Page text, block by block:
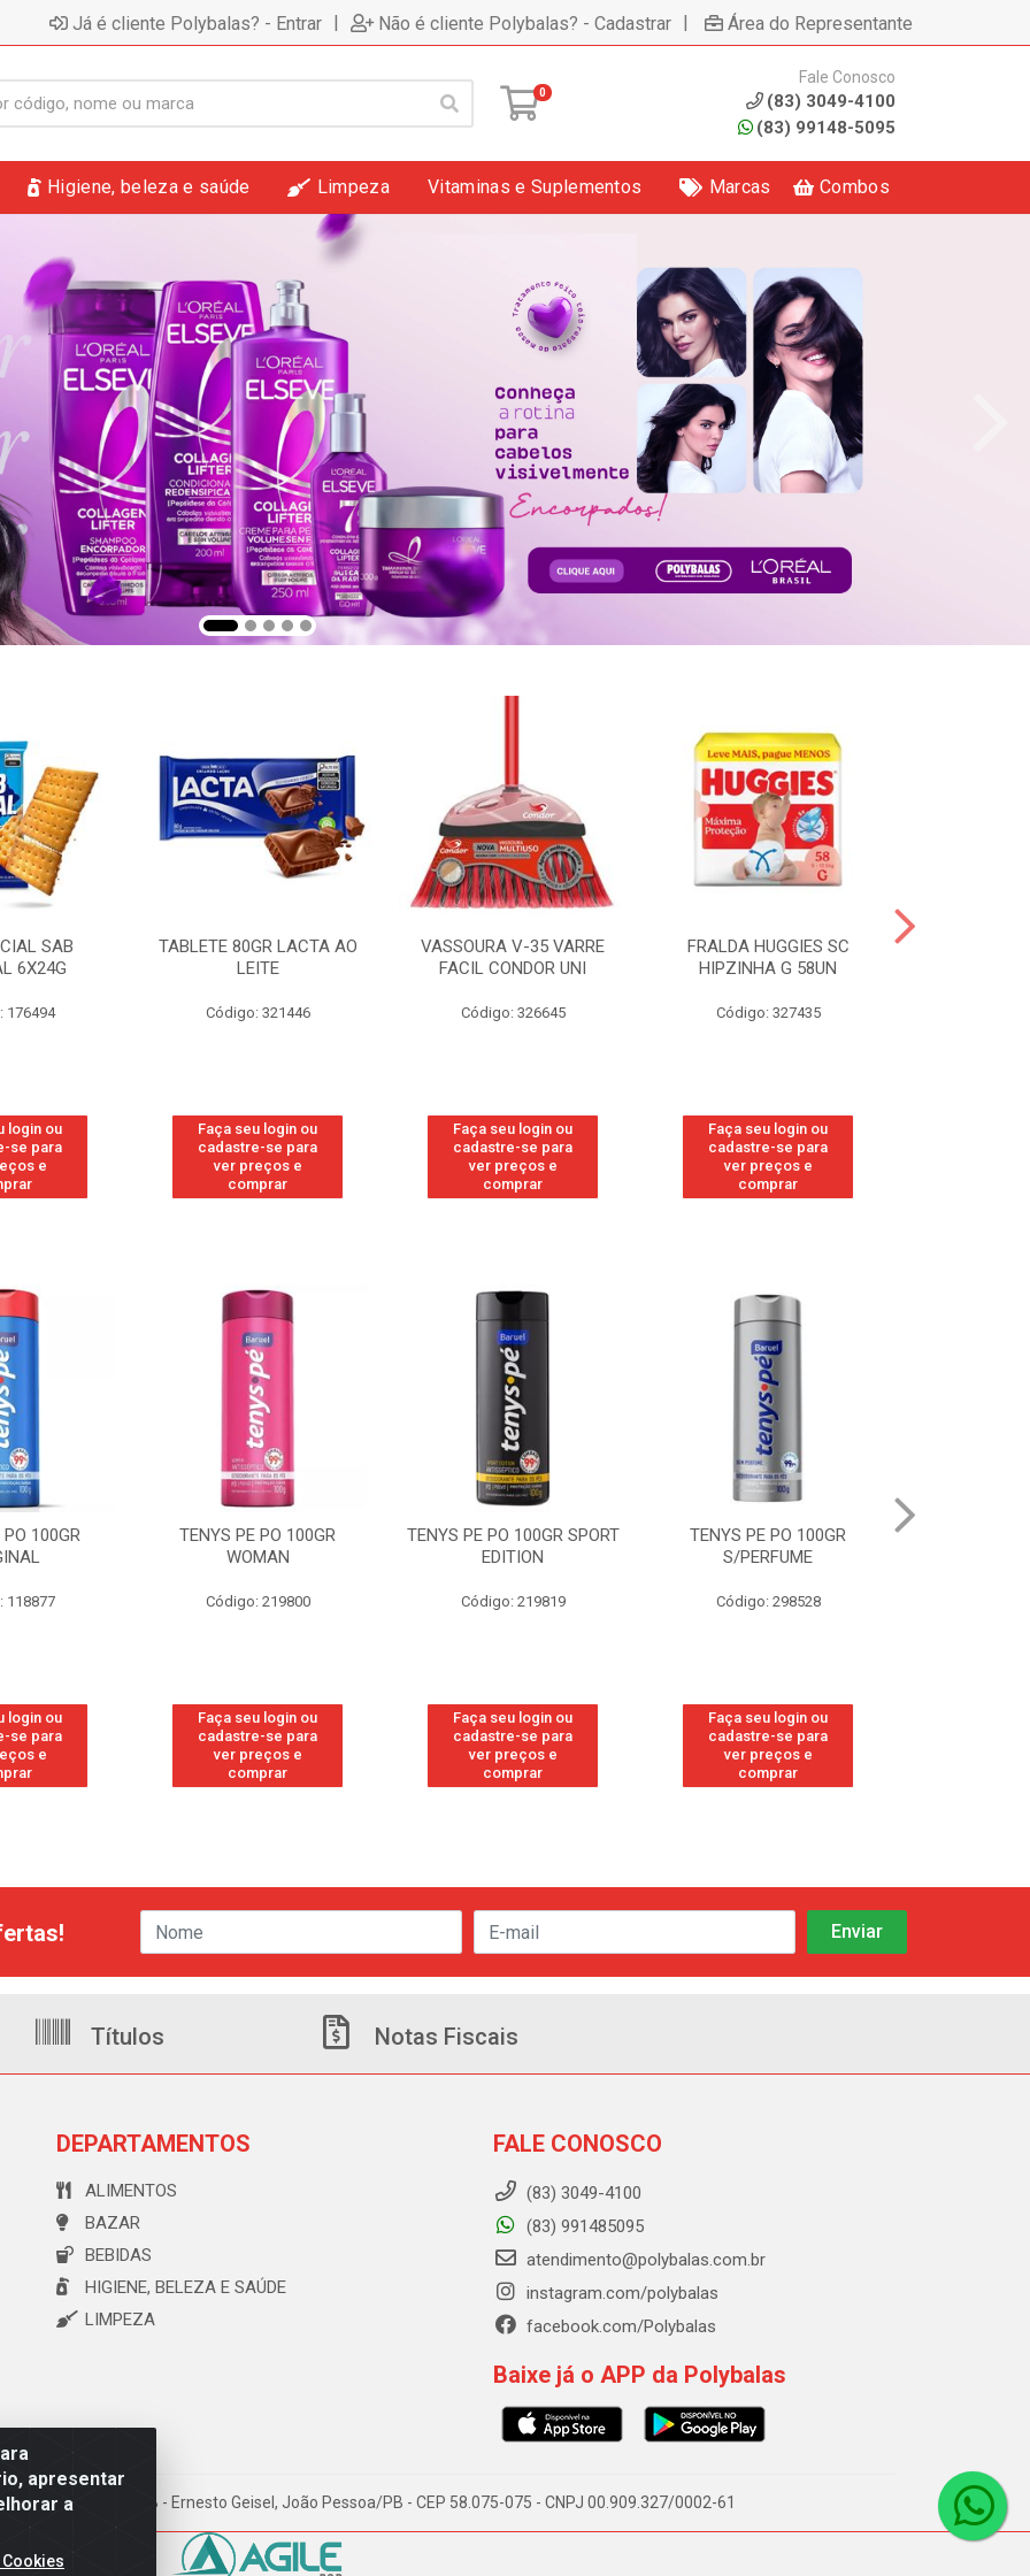
Já é cliente Polybalas? - Entrar | Não é cliente Polybalas? - Cadastrar | Área do Representante
0
Fale Conosco
(83) 3049-4100
(83) 99148-5095
Higiene, beleza e saúde Limpeza Vitaminas e Suplementos Marcas Combos
SAB
6X24G
176494
login ou
se para
e
TABLETE 80GR LACTA AO
LEITE
Código: 321446
Faça seu login ou
cadastre-se para
ver preços e
comprar
VASSOURA V-35 VARRE
FACIL CONDOR UNI
Código: 326645
Faça seu login ou
cadastre-se para
ver preços e
comprar
FRALDA HUGGIES SC
HIPZINHA G 58UN
Código: 327435
Faça seu login ou
cadastre-se para
ver preços e
comprar
100GR
118877
login ou
se para
e
TENYS PE PO 100GR
WOMAN
Código: 219800
Faça seu login ou
cadastre-se para
ver preços e
comprar
TENYS PE PO 100GR SPORT
EDITION
Código: 219819
Faça seu login ou
cadastre-se para
ver preços e
comprar
TENYS PE PO 100GR
S/PERFUME
Código: 298528
Faça seu login ou
cadastre-se para
ver preços e
comprar
apresentar
a
Títulos Notas Fiscais
DEPARTAMENTOS
ALIMENTOS
BAZAR
BEBIDAS
HIGIENE, BELEZA E SAÚDE
LIMPEZA
FALE CONOSCO
(83) 3049-4100
(83) 991485095
atendimento@polybalas.com.br
instagram.com/polybalas
facebook.com/Polybalas
Baixe já o APP da Polybalas
173 Galpão B - Ernesto Geisel, João Pessoa/PB - CEP 58.075-075 - CNPJ 00.909.327/0002-61